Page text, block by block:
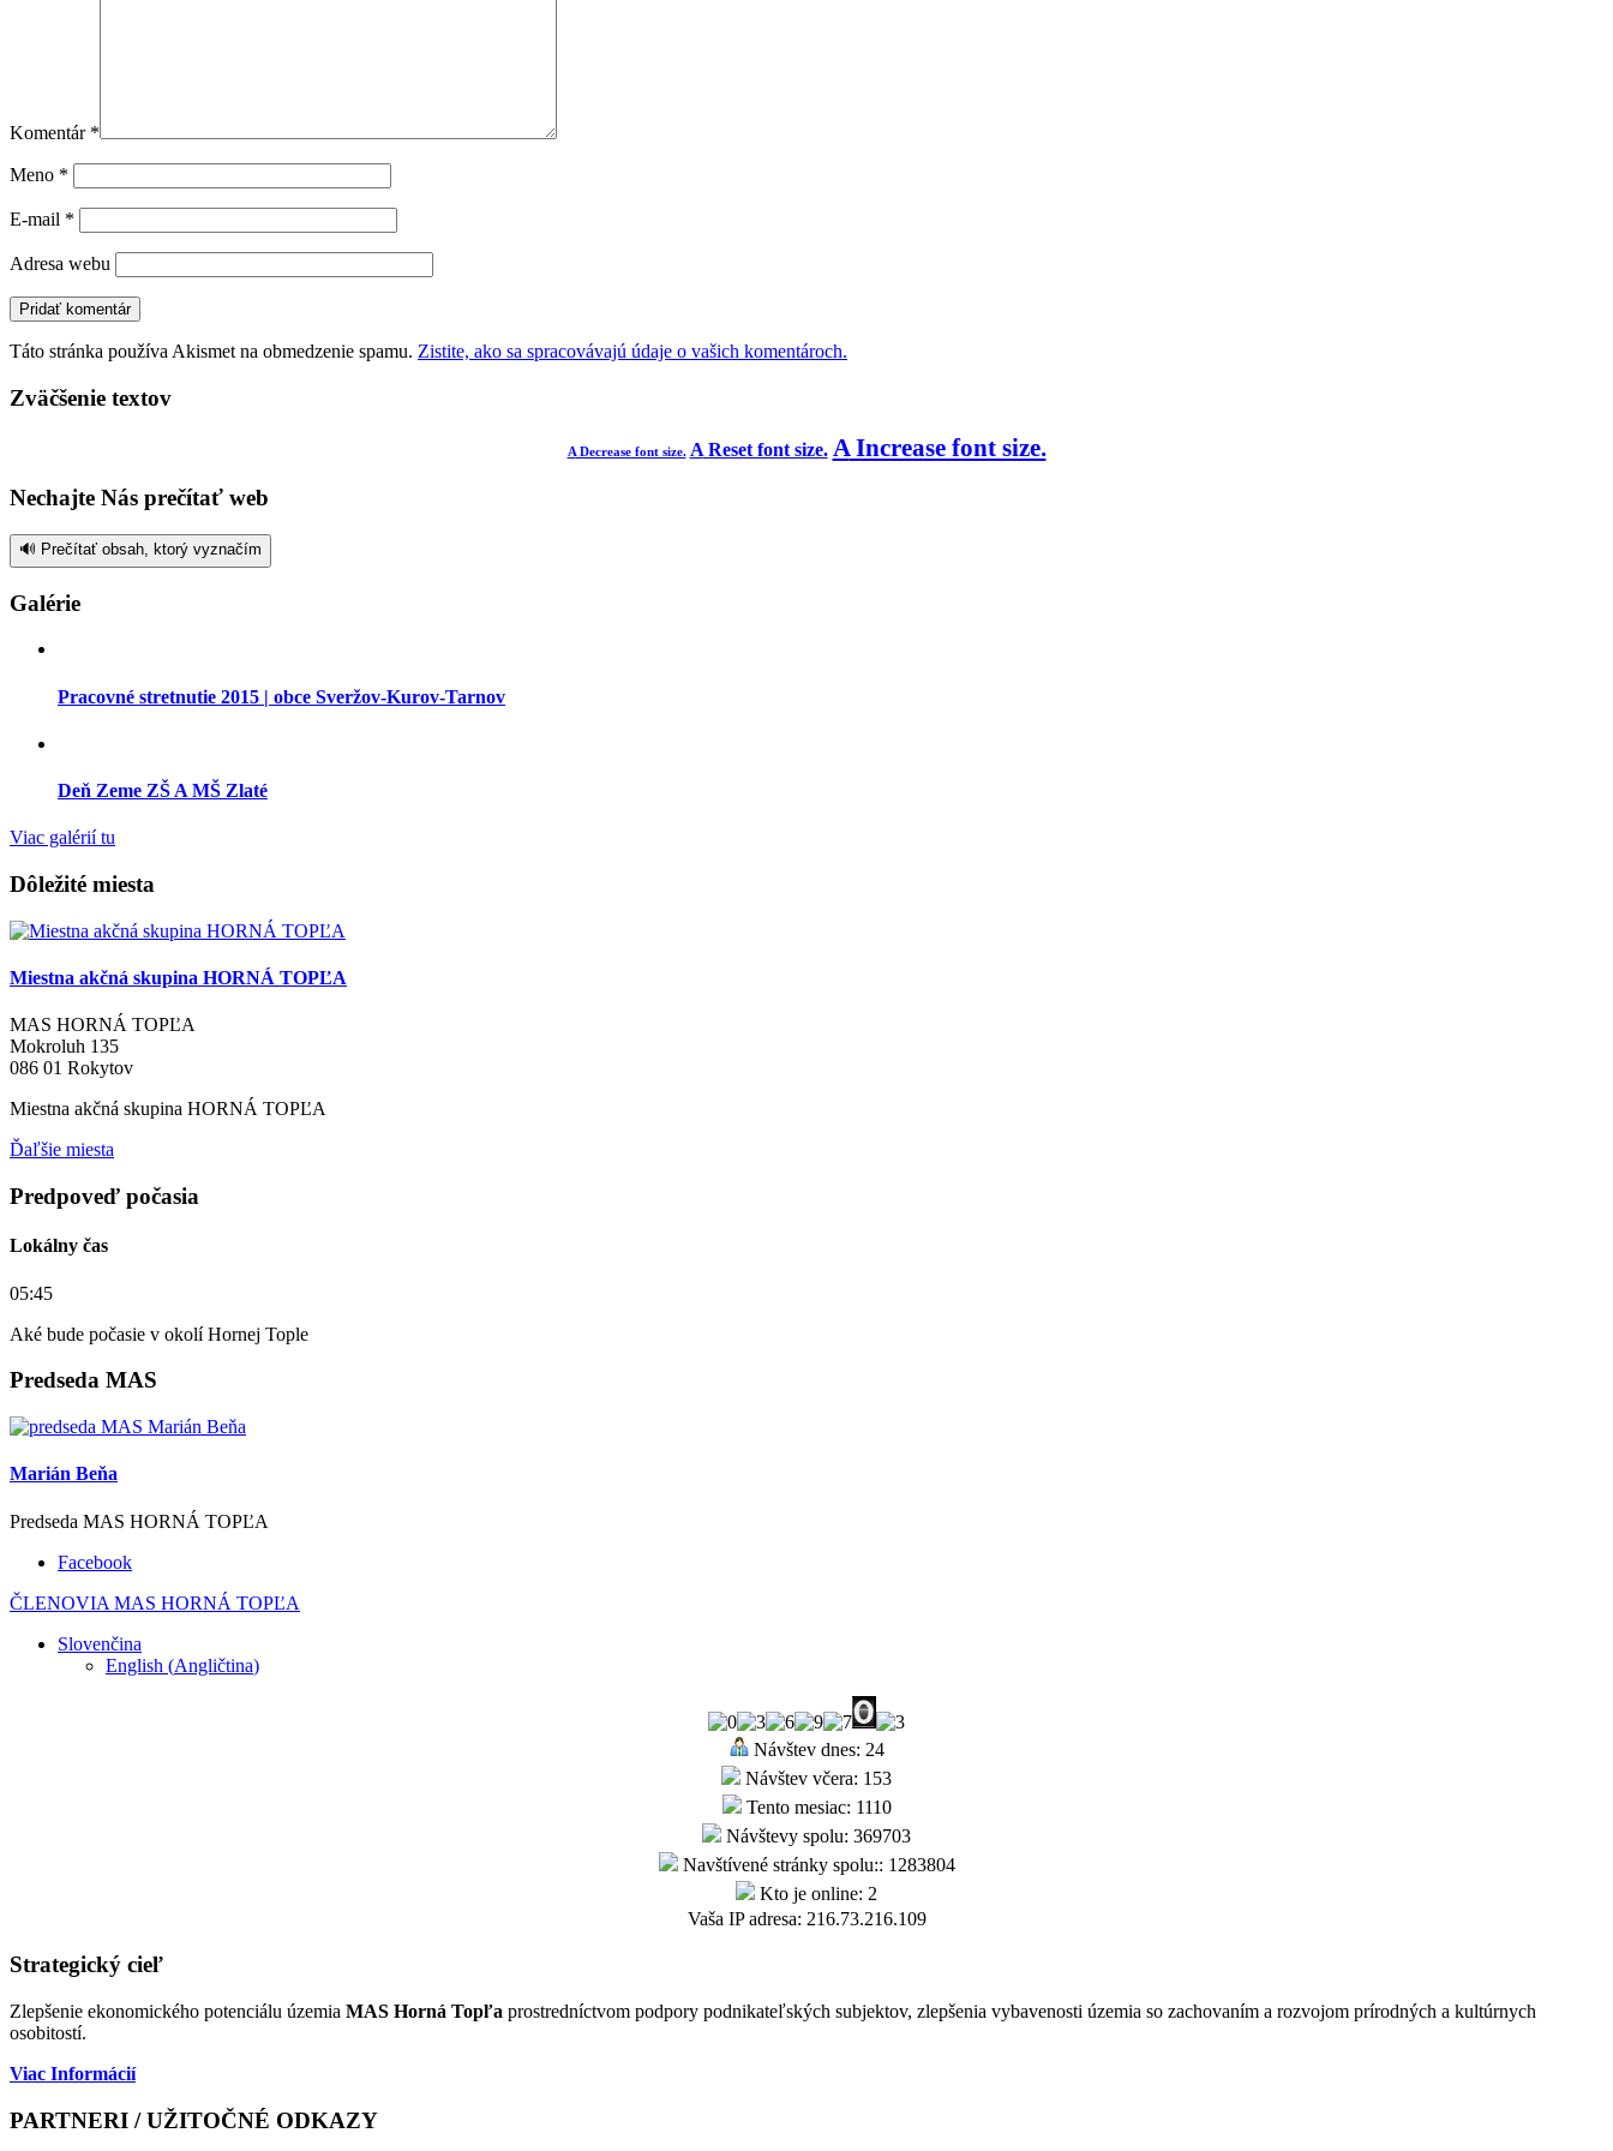
Komentár *
Meno *
E-mail *
Adresa webu
Táto stránka používa Akismet na obmedzenie spamu. Zistite, ako sa spracovávajú údaje o vašich komentároch.
Zväčšenie textov
ADecrease font size. AReset font size. AIncrease font size.
Nechajte Nás prečítať web
🔊 Prečítať obsah, ktorý vyznačím
Galérie
Pracovné stretnutie 2015 | obce Sveržov-Kurov-Tarnov
Deň Zeme ZŠ A MŠ Zlaté
Viac galérií tu
Dôležité miesta
Miestna akčná skupina HORNÁ TOPĽA
MAS HORNÁ TOPĽA
Mokroluh 135
086 01 Rokytov
Miestna akčná skupina HORNÁ TOPĽA
Ďaľšie miesta
Predpoveď počasia
Lokálny čas
05:45
Aké bude počasie v okolí Hornej Tople
Predseda MAS
Marián Beňa
Predseda MAS HORNÁ TOPĽA
Facebook
ČLENOVIA MAS HORNÁ TOPĽA
Slovenčina
English (Angličtina)
Návštev dnes: 24
Návštev včera: 153
Tento mesiac: 1110
Návštevy spolu: 369703
Navštívené stránky spolu:: 1283804
Kto je online: 2
Vaša IP adresa: 216.73.216.109
Strategický cieľ
Zlepšenie ekonomického potenciálu územia MAS Horná Topľa prostredníctvom podpory podnikateľských subjektov, zlepšenia vybavenosti územia so zachovaním a rozvojom prírodných a kultúrnych
osobitostí.
Viac Informácií
PARTNERI / UŽITOČNÉ ODKAZY